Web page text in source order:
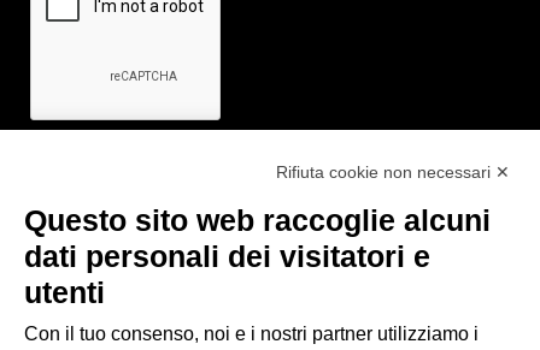
Link utili
- Ufficio di informazione e accoglienza turistica di Maranello, Fiorano
- Comune di Formigine
Rifiuta cookie non necessari ✕
Questo sito web raccoglie alcuni
dati personali dei visitatori e
utenti
Con il tuo consenso, noi e i nostri partner utilizziamo i